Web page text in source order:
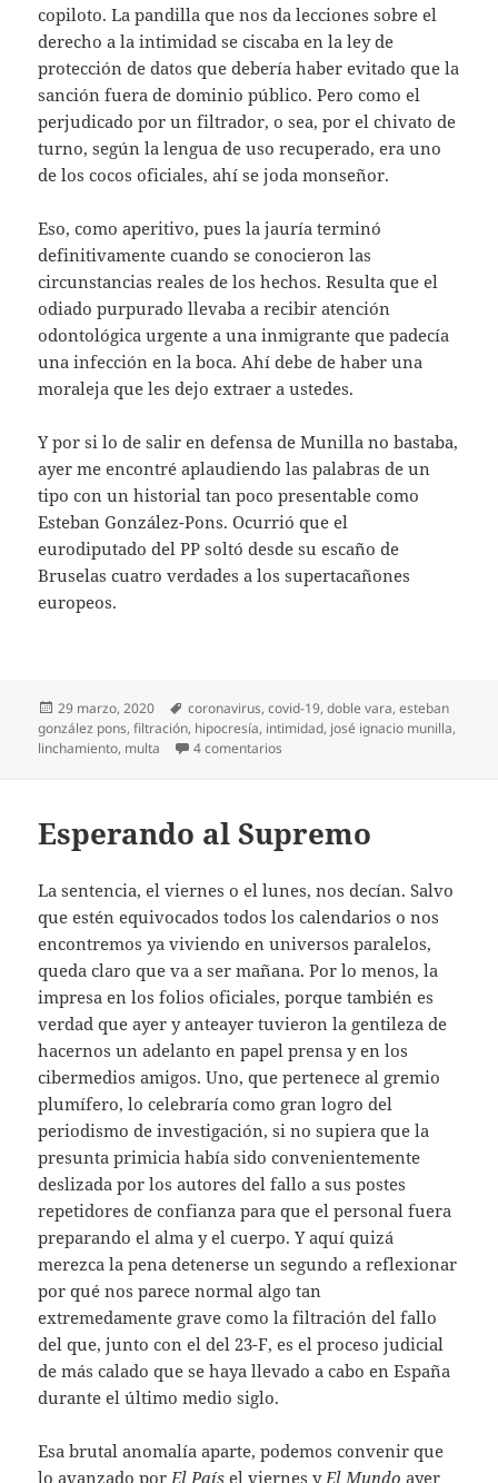
copiloto. La pandilla que nos da lecciones sobre el
derecho a la intimidad se ciscaba en la ley de
protección de datos que debería haber evitado que la
sanción fuera de dominio público. Pero como el
perjudicado por un filtrador, o sea, por el chivato de
turno, según la lengua de uso recuperado, era uno
de los cocos oficiales, ahí se joda monseñor.
Eso, como aperitivo, pues la jauría terminó
definitivamente cuando se conocieron las
circunstancias reales de los hechos. Resulta que el
odiado purpurado llevaba a recibir atención
odontológica urgente a una inmigrante que padecía
una infección en la boca. Ahí debe de haber una
moraleja que les dejo extraer a ustedes.
Y por si lo de salir en defensa de Munilla no bastaba,
ayer me encontré aplaudiendo las palabras de un
tipo con un historial tan poco presentable como
Esteban González-Pons. Ocurrió que el
eurodiputado del PP soltó desde su escaño de
Bruselas cuatro verdades a los supertacañones
europeos.
Publicado
el
29 marzo, 2020 Etiquetas
coronavirus,covid-19,doble vara,esteban
gonzález pons,filtración, hipocresía, intimidad, josé ignacio munilla,
linchamiento, multa 4 comentarios
Esperando al Supremo
La sentencia, el viernes o el lunes, nos decían. Salvo
que estén equivocados todos los calendarios o nos
encontremos ya viviendo en universos paralelos,
queda claro que va a ser mañana. Por lo menos, la
impresa en los folios oficiales, porque también es
verdad que ayer y anteayer tuvieron la gentileza de
hacernos un adelanto en papel prensa y en los
cibermedios amigos. Uno, que pertenece al gremio
plumífero, lo celebraría como gran logro del
periodismo de investigación, si no supiera que la
presunta primicia había sido convenientemente
deslizada por los autores del fallo a sus postes
repetidores de confianza para que el personal fuera
preparando el alma y el cuerpo. Y aquí quizá
merezca la pena detenerse un segundo a reflexionar
por qué nos parece normal algo tan
extremedamente grave como la filtración del fallo
del que, junto con el del 23-F, es el proceso judicial
de más calado que se haya llevado a cabo en España
durante el último medio siglo.
Esa brutal anomalía aparte, podemos convenir que
lo avanzado por El País el viernes y El Mundo ayer